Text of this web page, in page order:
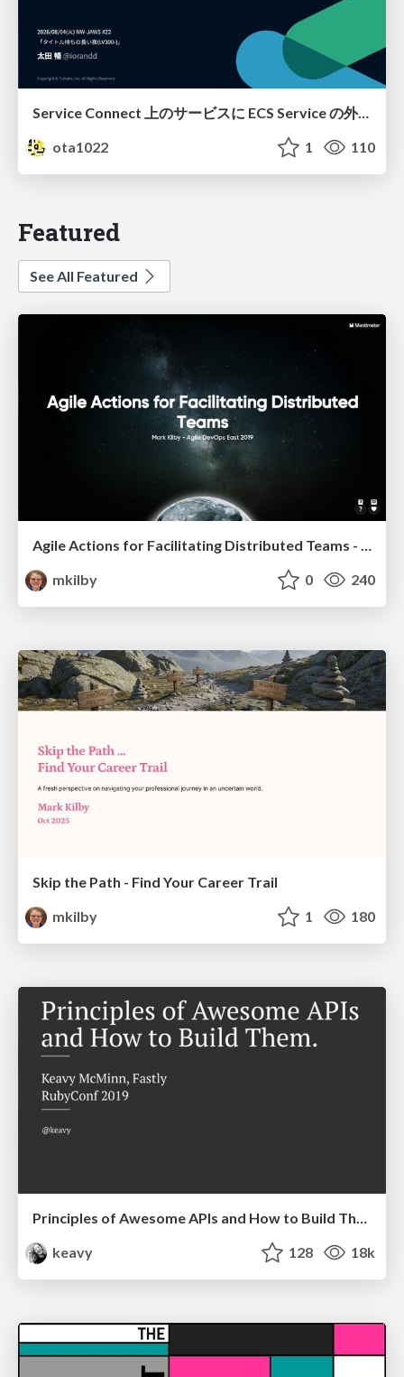
Service Connect 上のサービスに ECS Service の外側から到達できなかった話
ota1022
1 110
Featured
See All Featured
Agile Actions for Facilitating Distributed Teams - ADO2019
mkilby
0 240
Skip the Path - Find Your Career Trail
mkilby
1 180
Principles of Awesome APIs and How to Build Them.
keavy
128 18k